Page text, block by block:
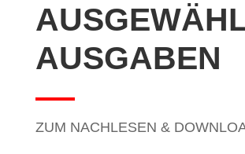
AUSGABEN
ZUM NACHLESEN &